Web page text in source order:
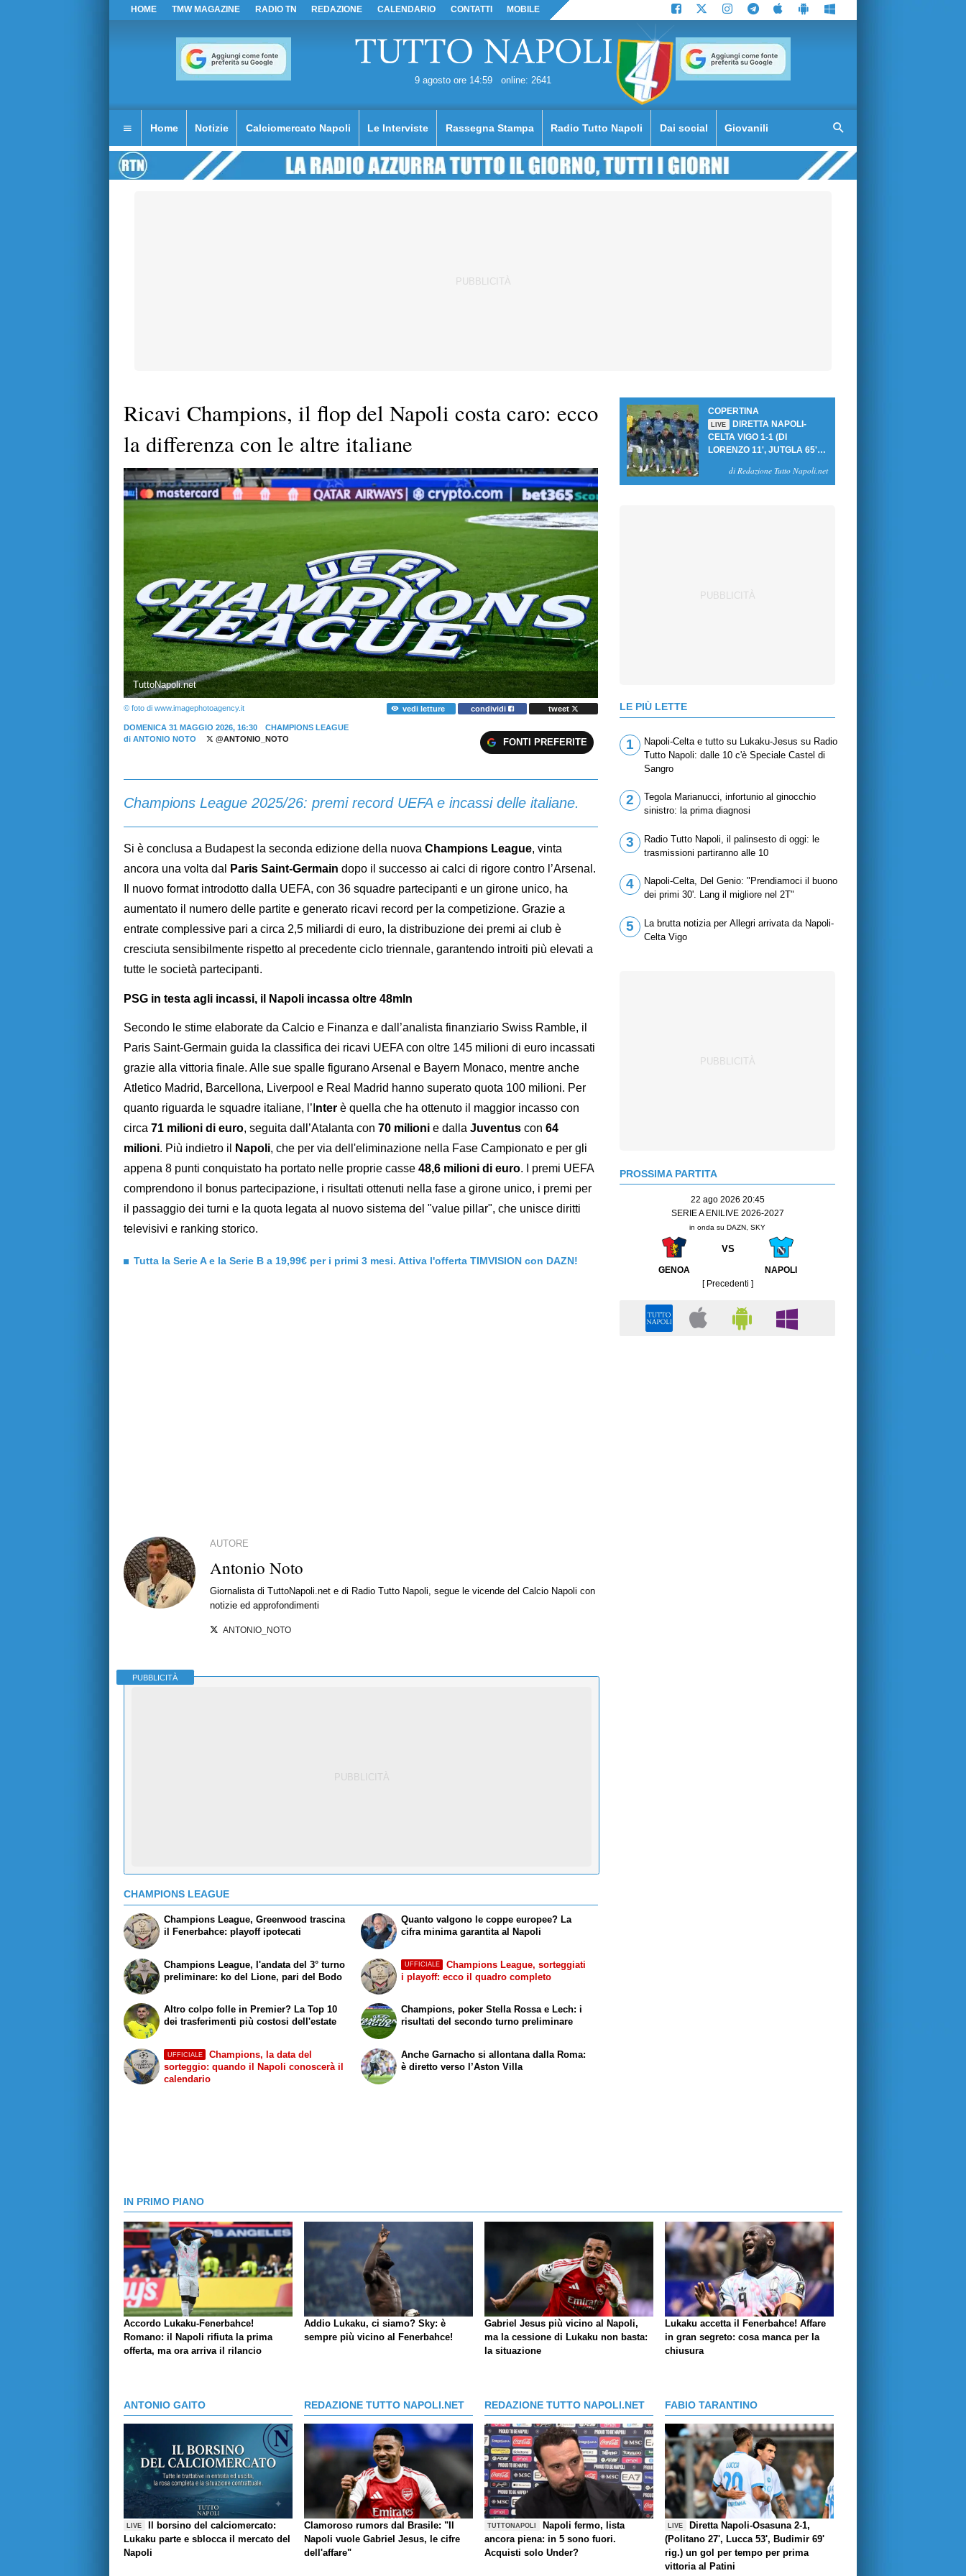
HOME TMW MAGAZINE RADIO TN REDAZIONE CALENDARIO CONTATTI MOBILE
9 agosto ore 14:59 online: 2641
Home Notizie Calciomercato Napoli Le Interviste Rassegna Stampa Radio Tutto Napoli Dai social Giovanili
Ricavi Champions, il flop del Napoli costa caro: ecco
la differenza con le altre italiane
TuttoNapoli.net
© foto di www.imagephotoagency.it vedi letture condividi tweet
DOMENICA 31 MAGGIO 2026, 16:30
CHAMPIONS LEAGUE
di ANTONIO NOTO @ANTONIO_NOTO FONTI PREFERITE
Champions League 2025/26: premi record UEFA e incassi delle italiane.
Si è conclusa a Budapest la seconda edizione della nuova Champions League, vinta
ancora una volta dal
Paris Saint-Germain dopo il successo ai calci di rigore contro l’Arsenal.
Il nuovo format introdotto dalla UEFA, con 36 squadre partecipanti e un girone unico, ha
aumentato il numero delle partite e generato ricavi record per la competizione. Grazie a
entrate complessive pari a circa 2,5 miliardi di euro, la distribuzione dei premi ai club è
cresciuta sensibilmente rispetto al precedente ciclo triennale, garantendo introiti più elevati a
tutte le società partecipanti.
PSG in testa agli incassi, il Napoli incassa oltre 48mln
Secondo le stime elaborate da Calcio e Finanza e dall’analista finanziario Swiss Ramble, il
Paris Saint-Germain guida la classifica dei ricavi UEFA con oltre 145 milioni di euro incassati
grazie alla vittoria finale. Alle sue spalle figurano Arsenal e Bayern Monaco, mentre anche
Atletico Madrid, Barcellona, Liverpool e Real Madrid hanno superato quota 100 milioni. Per
quanto riguarda le squadre italiane, l’I nter è quella che ha ottenuto il maggior incasso con
circa 71 milioni di euro, seguita dall’Atalanta con 70 milioni e dalla Juventus con 64
milioni. Più indietro il Napoli, che per via dell'eliminazione nella Fase Campionato e per gli
appena 8 punti conquistato ha portato nelle proprie casse 48,6 milioni di euro. I premi UEFA
comprendono il bonus partecipazione, i risultati ottenuti nella fase a girone unico, i premi per
il passaggio dei turni e la quota legata al nuovo sistema del "value pillar", che unisce diritti
televisivi e ranking storico.
Tutta la Serie A e la Serie B a 19,99€ per i primi 3 mesi. Attiva l'offerta TIMVISION con DAZN!
AUTORE
Antonio Noto
Giornalista di TuttoNapoli.net e di Radio Tutto Napoli, segue le vicende del Calcio Napoli con
notizie ed approfondimenti
ANTONIO_NOTO
PUBBLICITÀ
CHAMPIONS LEAGUE
Champions League, Greenwood trascina
il Fenerbahce: playoff ipotecati
Champions League, l'andata del 3° turno
preliminare: ko del Lione, pari del Bodo
Quanto valgono le coppe europee? La
cifra minima garantita al Napoli
UFFICIALE
Champions League, sorteggiati
i playoff: ecco il quadro completo
Altro colpo folle in Premier? La Top 10
dei trasferimenti più costosi dell'estate
UFFICIALE
Champions, la data del
sorteggio: quando il Napoli conoscerà il
calendario
Champions, poker Stella Rossa e Lech: i
risultati del secondo turno preliminare
Anche Garnacho si allontana dalla Roma:
è diretto verso l’Aston Villa
COPERTINA
LIVE
DIRETTA NAPOLI-
CELTA VIGO 1-1 (DI
LORENZO 11', JUTGLA 65'):
BRUYNE NEGA LA
di Redazione Tutto Napoli.net
LE PIÙ LETTE
1
Napoli-Celta e tutto su Lukaku-Jesus su Radio
Tutto Napoli: dalle 10 c'è Speciale Castel di
Sangro
2
Tegola Marianucci, infortunio al ginocchio
sinistro: la prima diagnosi
3
Radio Tutto Napoli, il palinsesto di oggi: le
trasmissioni partiranno alle 10
4
Napoli-Celta, Del Genio: "Prendiamoci il buono
dei primi 30'. Lang il migliore nel 2T"
5
La brutta notizia per Allegri arrivata da Napoli-
Celta Vigo
PROSSIMA PARTITA
22 ago 2026 20:45
SERIE A ENILIVE 2026-2027
in onda su DAZN, SKY
VS
GENOA
NAPOLI
[ Precedenti ]
IN PRIMO PIANO
Accordo Lukaku-Fenerbahce!
Romano: il Napoli rifiuta la prima
offerta, ma ora arriva il rilancio
Addio Lukaku, ci siamo? Sky: è
sempre più vicino al Fenerbahce!
Gabriel Jesus più vicino al Napoli,
ma la cessione di Lukaku non basta:
la situazione
Lukaku accetta il Fenerbahce! Affare
in gran segreto: cosa manca per la
chiusura
ANTONIO GAITO
LIVE
Il borsino del calciomercato:
Lukaku parte e sblocca il mercato del
Napoli
REDAZIONE TUTTO NAPOLI.NET
Clamoroso rumors dal Brasile: "Il
Napoli vuole Gabriel Jesus, le cifre
dell'affare"
REDAZIONE TUTTO NAPOLI.NET
TUTTONAPOLI
Napoli fermo, lista
ancora piena: in 5 sono fuori.
Acquisti solo Under?
FABIO TARANTINO
LIVE
Diretta Napoli-Osasuna 2-1,
(Politano 27', Lucca 53', Budimir 69'
rig.) un gol per tempo per prima
vittoria al Patini